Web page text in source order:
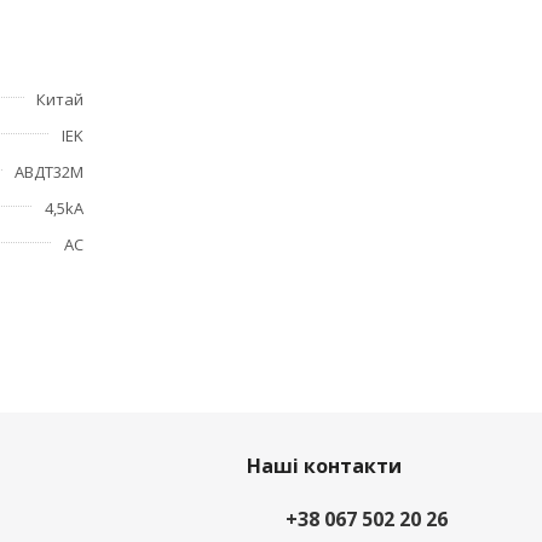
Китай
IEK
АВДТ32М
4,5kA
АС
Наші контакти
+38 067 502 20 26